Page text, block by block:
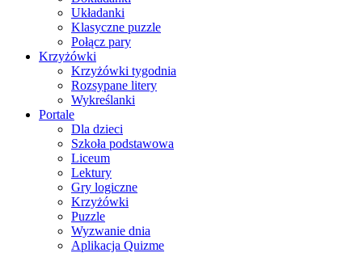
Układanki
Klasyczne puzzle
Połącz pary
Krzyżówki
Krzyżówki tygodnia
Rozsypane litery
Wykreślanki
Portale
Dla dzieci
Szkoła podstawowa
Liceum
Lektury
Gry logiczne
Krzyżówki
Puzzle
Wyzwanie dnia
Aplikacja Quizme